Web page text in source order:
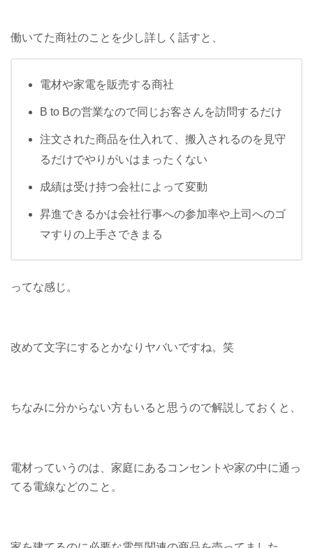
働いてた商社のことを少し詳しく話すと、
電材や家電を販売する商社
B to Bの営業なので同じお客さんを訪問するだけ
注文された商品を仕入れて、搬入されるのを見守
るだけでやりがいはまったくない
成績は受け持つ会社によって変動
昇進できるかは会社行事への参加率や上司へのゴ
マすりの上手さできまる
ってな感じ。
改めて文字にするとかなりヤバいですね。笑
ちなみに分からない方もいると思うので解説しておくと、
電材っていうのは、家庭にあるコンセントや家の中に通っ
てる電線などのこと。